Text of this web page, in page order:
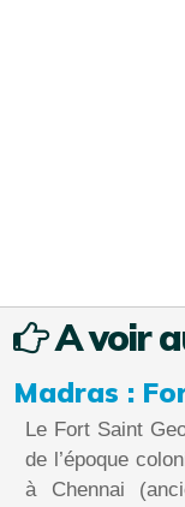
A voir
Madras :
Le Fort Saint
de l’époque
à Chennai